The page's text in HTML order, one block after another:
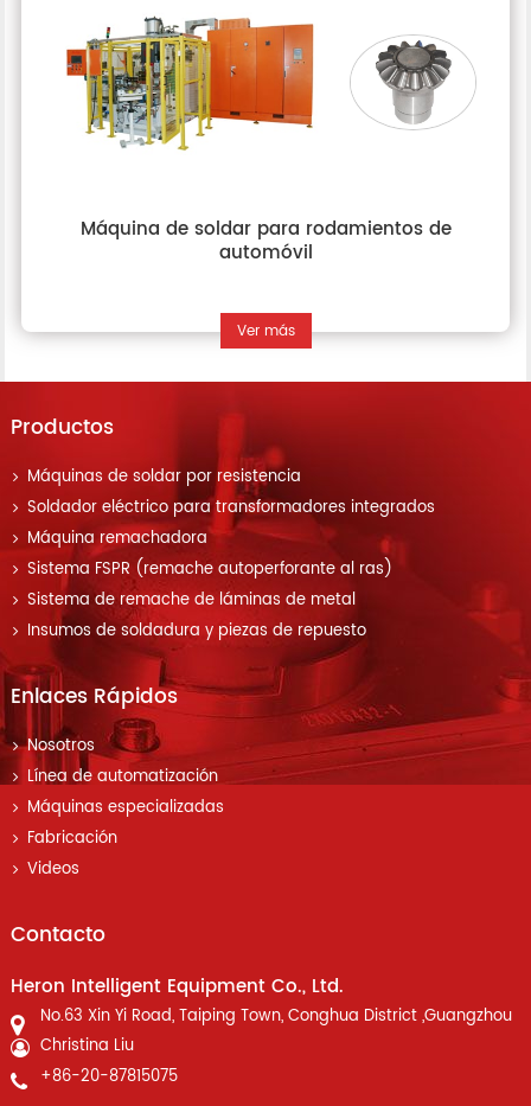
Máquina de soldar para rodamientos de
automóvil
Ver más
Productos
Máquinas de soldar por resistencia
Soldador eléctrico para transformadores integrados
Máquina remachadora
Sistema FSPR (remache autoperforante al ras)
Sistema de remache de láminas de metal
Insumos de soldadura y piezas de repuesto
Enlaces Rápidos
Nosotros
Línea de automatización
Máquinas especializadas
Fabricación
Videos
Contacto
Heron Intelligent Equipment Co., Ltd.
No.63 Xin Yi Road, Taiping Town, Conghua District ,Guangzhou
Christina Liu
+86-20-87815075